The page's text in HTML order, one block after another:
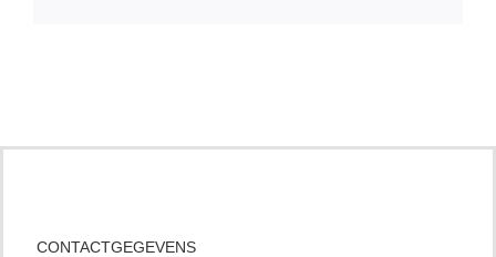
CONTACTGEGEVENS